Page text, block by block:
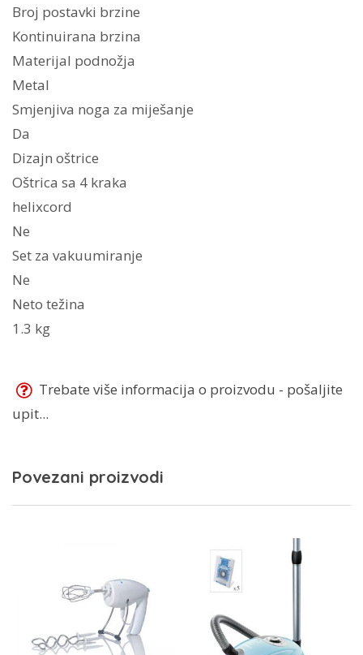
Broj postavki brzine
Kontinuirana brzina
Materijal podnožja
Metal
Smjenjiva noga za miješanje
Da
Dizajn oštrice
Oštrica sa 4 kraka
helixcord
Ne
Set za vakuumiranje
Ne
Neto težina
1.3 kg
Trebate više informacija o proizvodu - pošaljite
upit...
Povezani proizvodi